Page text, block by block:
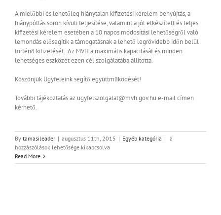
A mielőbbi és lehetőleg hiánytalan kifizetési kérelem benyújtás, a
hiánypótlás soron kívüli teljesítése, valamint a jól elkészített és teljes
kifizetési kérelem esetében a 10 napos módosítási lehetőségről való
lemondás elősegítik a támogatásnak a lehető legrövidebb időn belül
történő kifizetését. Az MVH a maximális kapacitását és minden
lehetséges eszközét ezen cél szolgálatába állította.
Köszönjük Ügyfeleink segítő együttműködését!
További tájékoztatás az ugyfelszolgalat@mvh.gov.hu e-mail címen
kérhető.
By tamasileader | augusztus 11th, 2015 | Egyéb kategória | MVH
kapcsolatban
a
hozzászólások lehetősége kikapcsolva
Read More